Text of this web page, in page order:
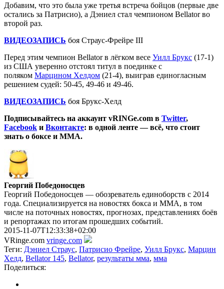
Добавим, что это была уже третья встреча бойцов (первые две
остались за Патрисио), а Дэниел стал чемпионом Bellator во
второй раз.
ВИДЕОЗАПИСЬ боя Страус-Фрейре III
Перед этим чемпион Bellator в лёгком весе Уилл Брукс (17-1)
из США уверенно отстоял титул в поединке с
поляком Марцином Хелдом (21-4), выиграв единогласным
решением судей: 50-45, 49-46 и 49-46.
ВИДЕОЗАПИСЬ боя Брукс-Хелд
Подписывайтесь на аккаунт vRINGe.com в Twitter,
Facebook и Вконтакте: в одной ленте — всё, что стоит
знать о боксе и ММА.
Георгий Победоносцев
Георгий Победоносцев — обозреватель единоборств с 2014
года. Специализируется на новостях бокса и ММА, в том
числе на поточных новостях, прогнозах, представлениях боёв
и репортажах по итогам прошедших событий.
2015-11-07T12:33:38+02:00
VRinge.com vringe.com
Теги: Дэниел Страус, Патрисио Фрейре, Уилл Брукс, Марцин
Хелд, Bellator 145, Bellator, результаты мма, мма
Поделиться: